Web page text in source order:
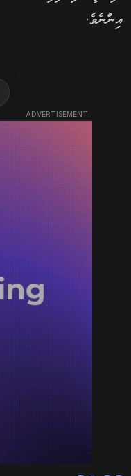
އިންނެވެ.
ADVERTISEMENT